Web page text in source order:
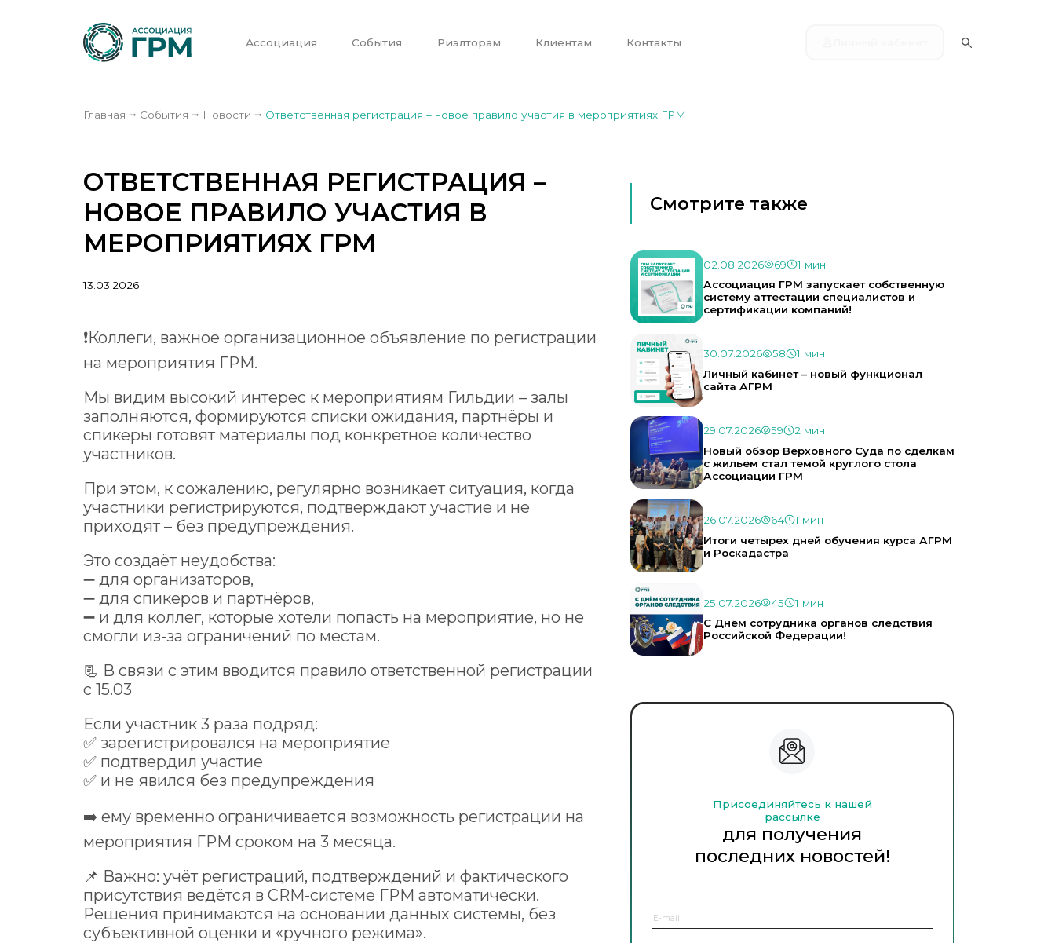
Ассоциация События Риэлторам Клиентам Контакты
Главная ⭢ События ⭢ Новости ⭢ Ответственная регистрация – новое правило участия в мероприятиях ГРМ
ОТВЕТСТВЕННАЯ РЕГИСТРАЦИЯ –
НОВОЕ ПРАВИЛО УЧАСТИЯ В
МЕРОПРИЯТИЯХ ГРМ
13.03.2026
❗️Коллеги, важное организационное объявление по регистрации
на мероприятия ГРМ.
Мы видим высокий интерес к мероприятиям Гильдии – залы
заполняются, формируются списки ожидания, партнёры и
спикеры готовят материалы под конкретное количество
участников.
При этом, к сожалению, регулярно возникает ситуация, когда
участники регистрируются, подтверждают участие и не
приходят – без предупреждения.
Это создаёт неудобства:
➖ для организаторов,
➖ для спикеров и партнёров,
➖ и для коллег, которые хотели попасть на мероприятие, но не
смогли из-за ограничений по местам.
📃 В связи с этим вводится правило ответственной регистрации
с 15.03
Если участник 3 раза подряд:
✅ зарегистрировался на мероприятие
✅ подтвердил участие
✅ и не явился без предупреждения
➡️ ему временно ограничивается возможность регистрации на
мероприятия ГРМ сроком на 3 месяца.
📌 Важно: учёт регистраций, подтверждений и фактического
присутствия ведётся в CRM-системе ГРМ автоматически.
Решения принимаются на основании данных системы, без
субъективной оценки и «ручного режима».
Смотрите также
02.08.2026 69
1 мин
Ассоциация ГРМ запускает собственную
систему аттестации специалистов и
сертификации компаний!
30.07.2026 58
1 мин
Личный кабинет – новый функционал
сайта АГРМ
29.07.2026 59
2 мин
Новый обзор Верховного Суда по сделкам
с жильем стал темой круглого стола
Ассоциации ГРМ
26.07.2026 64
1 мин
Итоги четырех дней обучения курса АГРМ
и Роскадастра
25.07.2026 45
1 мин
С Днём сотрудника органов следствия
Российской Федерации!
Присоединяйтесь к нашей
рассылке
для получения
последних новостей!